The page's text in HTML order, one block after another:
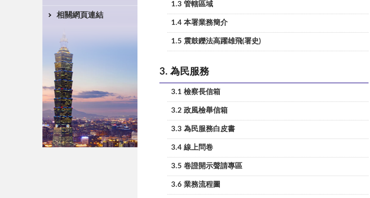
相關網頁連結
1.3 管轄區域
1.4 本署業務簡介
1.5 震鼓鑠法高躍雄飛(署史)
3. 為民服務
3.1 檢察長信箱
3.2 政風檢舉信箱
3.3 為民服務白皮書
3.4 線上問卷
3.5 卷證開示聲請專區
3.6 業務流程圖